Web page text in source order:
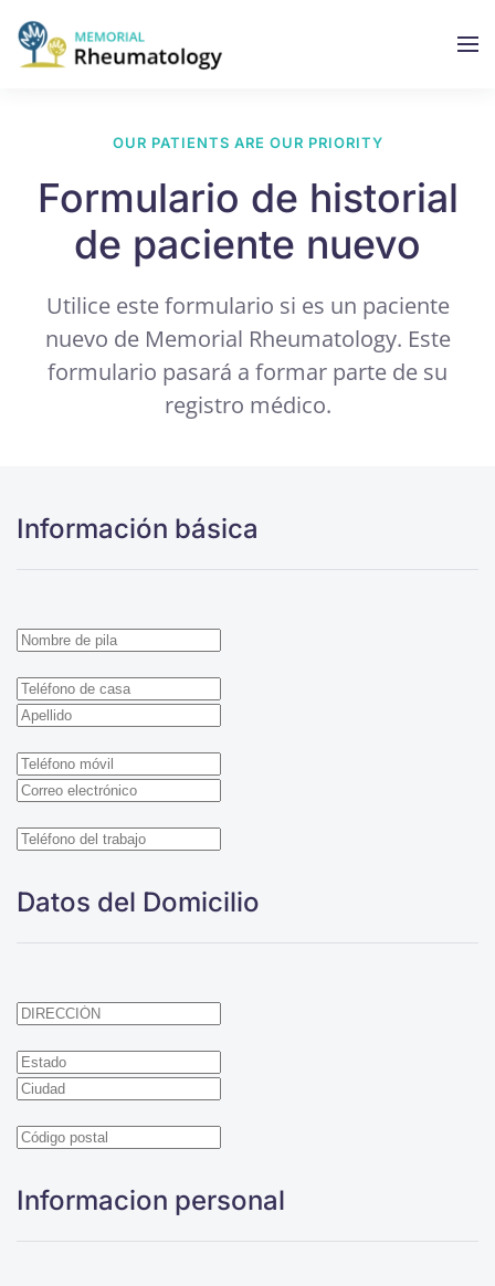
OUR PATIENTS ARE OUR PRIORITY
Formulario de historial
de paciente nuevo
Utilice este formulario si es un paciente
nuevo de Memorial Rheumatology. Este
formulario pasará a formar parte de su
registro médico.
Información básica
Datos del Domicilio
Informacion personal